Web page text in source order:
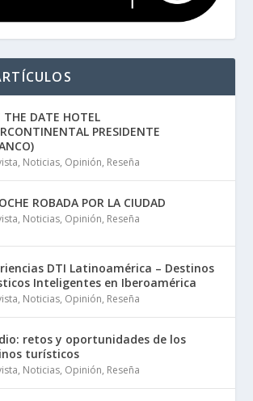
THE DATE HOTEL
PRESIDENTE
, Noticias, Opinión, Reseña
ROBADA POR LA CIUDAD
, Noticias, Opinión, Reseña
DTI Latinoamérica – Destinos
Inteligentes en Iberoamérica
, Noticias, Opinión, Reseña
retos y oportunidades de los
turísticos
, Noticias, Opinión, Reseña